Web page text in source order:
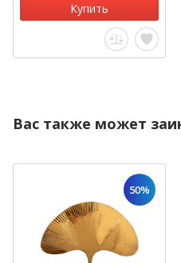
Купить
Вас также может
50%